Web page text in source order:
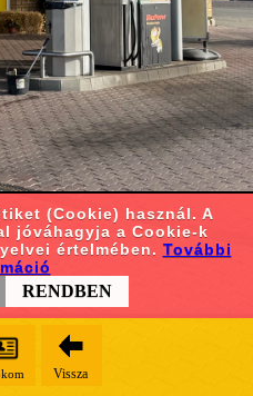
Vissza
(Cookie) használ. A
jóváhagyja a Cookie-k
értelmében. További
RENDBEN